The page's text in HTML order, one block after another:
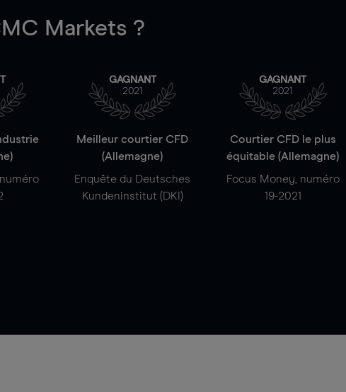
Markets ?
GAGNANT
2021
Meilleur courtier CFD
(Allemagne)
Enquête du Deutsches
Kundeninstitut (DKI)
GAGNANT
2021
Courtier CFD le plus
équitable (Allemagne)
Focus Money, numéro
19-2021